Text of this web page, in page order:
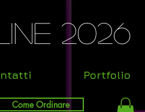
2026
Portfolio
Come Ordinare